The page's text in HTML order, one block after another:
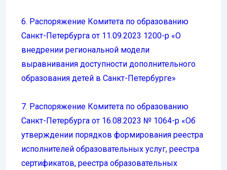
6. Распоряжение Комитета по образованию
Санкт-Петербурга от 11.09.2023 1200-р «О
внедрении региональной модели
выравнивания доступности дополнительного
образования детей в Санкт-Петербурге»
7. Распоряжение Комитета по образованию
Санкт-Петербурга от 16.08.2023 № 1064-p «Об
утверждении порядков формирования реестра
исполнителей образовательных услуг, реестра
сертификатов, реестра образовательных